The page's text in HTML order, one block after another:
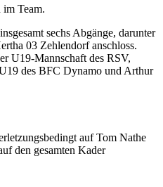
im Team.
sechs Abgänge, darunter
03 Zehlendorf anschloss.
U19-Mannschaft des RSV,
des BFC Dynamo und Arthur
auf Tom Nathe
den gesamten Kader